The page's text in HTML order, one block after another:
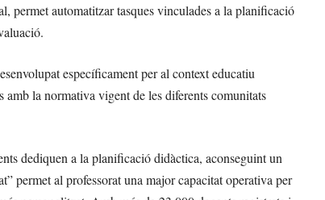
permet automatitzar tasques vinculades a la planificació
específicament per al context educatiu
la normativa vigent de les diferents comunitats
dediquen a la planificació didàctica, aconseguint un
permet al professorat una major capacitat operativa per